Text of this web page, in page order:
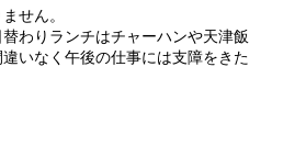
せん。
わりランチはチャーハンや天津飯
いなく午後の仕事には支障をきた